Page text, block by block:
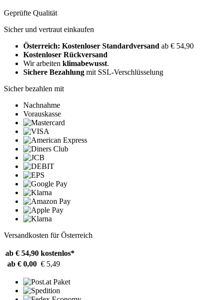
Geprüfte Qualität
Sicher und vertraut einkaufen
Österreich: Kostenloser Standardversand ab € 54,90
Kostenloser Rückversand
Wir arbeiten klimabewusst.
Sichere Bezahlung mit SSL-Verschlüsselung
Sicher bezahlen mit
Nachnahme
Vorauskasse
Versandkosten für Österreich
ab € 54,90 kostenlos*
ab € 0,00 € 5,49